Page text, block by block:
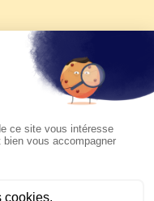
d'été 2026 de KTO
du pape Léon
sur KTO le